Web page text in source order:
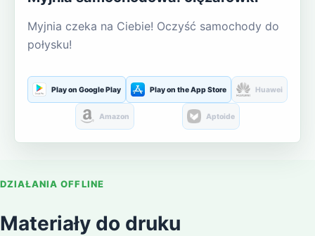
Myjnia czeka na Ciebie! Oczyść samochody do
połysku!
Play on Google Play Play on the App Store Huawei
Amazon Aptoide
DZIAŁANIA OFFLINE
Materiały do druku